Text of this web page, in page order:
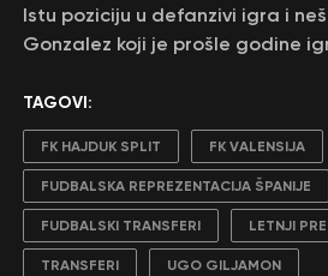
Istu poziciju u defanzivi igra i
Gonzalez koji je prošle godine
TAGOVI:
FK HAJDUK SPLIT FK VALENSIJA
FUDBALSKA REPREZENTACIJA ŠPANIJE
FUDBALSKI TRANSFERI LETNJI
TRANSFERI UGO GILJAMON